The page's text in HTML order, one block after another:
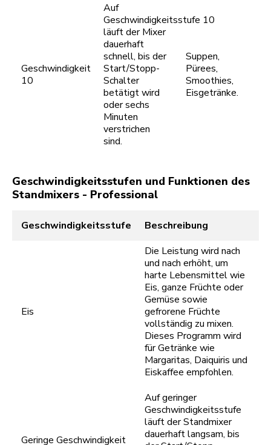
Geschwindigkeit
10
Auf
Geschwindigkeitsstufe 10
läuft der Mixer
dauerhaft
schnell, bis der
Start/Stopp-
Schalter
betätigt wird
oder sechs
Minuten
verstrichen
sind.
Suppen,
Pürees,
Smoothies,
Eisgetränke.
Geschwindigkeitsstufen und Funktionen des
Standmixers - Professional
Geschwindigkeitsstufe Beschreibung
Eis
Die Leistung wird nach
und nach erhöht, um
harte Lebensmittel wie
Eis, ganze Früchte oder
Gemüse sowie
gefrorene Früchte
vollständig zu mixen.
Dieses Programm wird
für Getränke wie
Margaritas, Daiquiris und
Eiskaffee empfohlen.
Geringe Geschwindigkeit
Auf geringer
Geschwindigkeitsstufe
läuft der Standmixer
dauerhaft langsam, bis